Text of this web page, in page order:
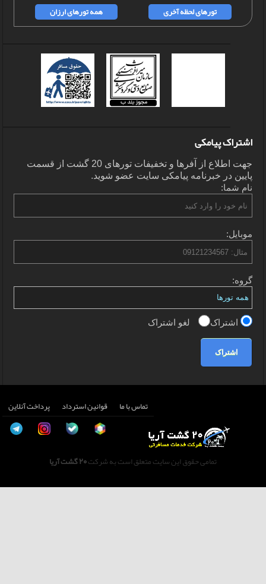
تورهای لحظه آخری
همه تورهای ارزان
اشتراک پیامکی
جهت اطلاع از آفرها و تخفیفات تورهای 20 گشت از قسمت
پایین در خبرنامه پیامکی سایت عضو شوید.
نام شما:
موبایل:
گروه:
اشتراک لغو اشتراک
اشتراک
تماس با ما قوانین استرداد پرداخت آنلاین
تمامی حقوق این سایت متعلق است به شرکت20 گشت آریا